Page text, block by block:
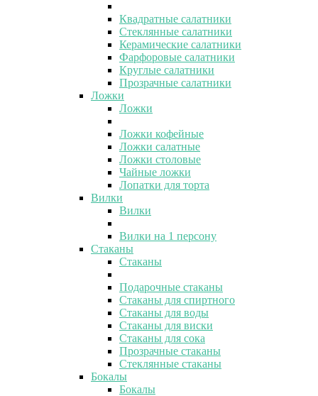
Квадратные салатники
Стеклянные салатники
Керамические салатники
Фарфоровые салатники
Круглые салатники
Прозрачные салатники
Ложки
Ложки
Ложки кофейные
Ложки салатные
Ложки столовые
Чайные ложки
Лопатки для торта
Вилки
Вилки
Вилки на 1 персону
Стаканы
Стаканы
Подарочные стаканы
Стаканы для спиртного
Стаканы для воды
Стаканы для виски
Стаканы для сока
Прозрачные стаканы
Стеклянные стаканы
Бокалы
Бокалы